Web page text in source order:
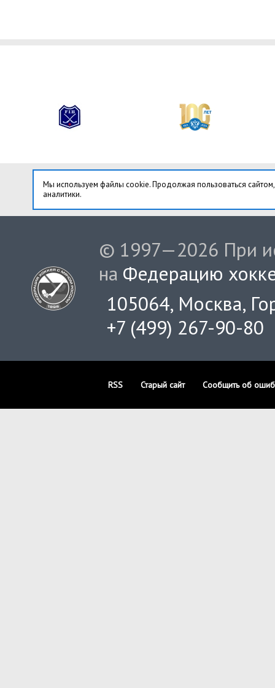
Мы используем файлы cookie. Продолжая пользоваться
аналитики.
© 1997—2026 При
на Федерацию
105064, Москва,
+7 (499) 267-90-80
RSS Старый сайт Сообщить об